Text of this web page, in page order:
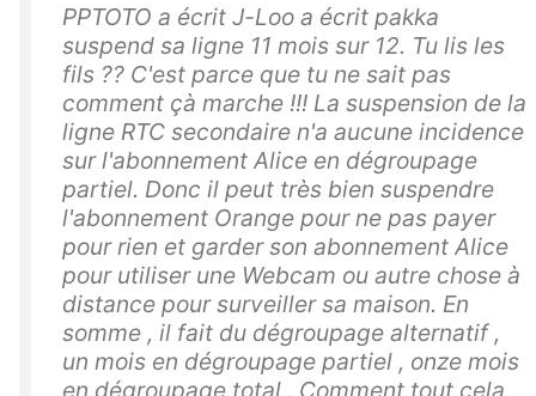
PPTOTO a écrit J-Loo a écrit pakka
suspend sa ligne 11 mois sur 12. Tu lis les
fils ?? C'est parce que tu ne sait pas
comment çà marche !!! La suspension de la
ligne RTC secondaire n'a aucune incidence
sur l'abonnement Alice en dégroupage
partiel. Donc il peut très bien suspendre
l'abonnement Orange pour ne pas payer
pour rien et garder son abonnement Alice
pour utiliser une Webcam ou autre chose à
distance pour surveiller sa maison. En
somme , il fait du dégroupage alternatif ,
un mois en dégroupage partiel , onze mois
en dégroupage total . Comment tout cela